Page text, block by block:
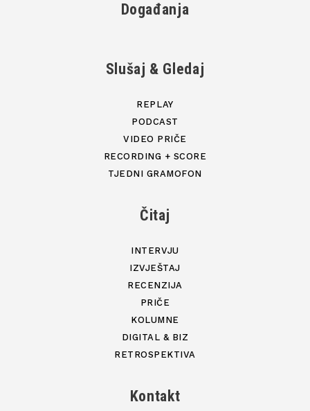
Događanja
Slušaj & Gledaj
REPLAY
PODCAST
VIDEO PRIČE
RECORDING + SCORE
TJEDNI GRAMOFON
Čitaj
INTERVJU
IZVJEŠTAJ
RECENZIJA
PRIČE
KOLUMNE
DIGITAL & BIZ
RETROSPEKTIVA
Kontakt